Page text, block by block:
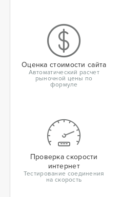
Оценка стоимости сайта
Автоматический расчет
рыночной цены по
формуле
Проверка скорости
интернет
Тестирование соединения
на скорость